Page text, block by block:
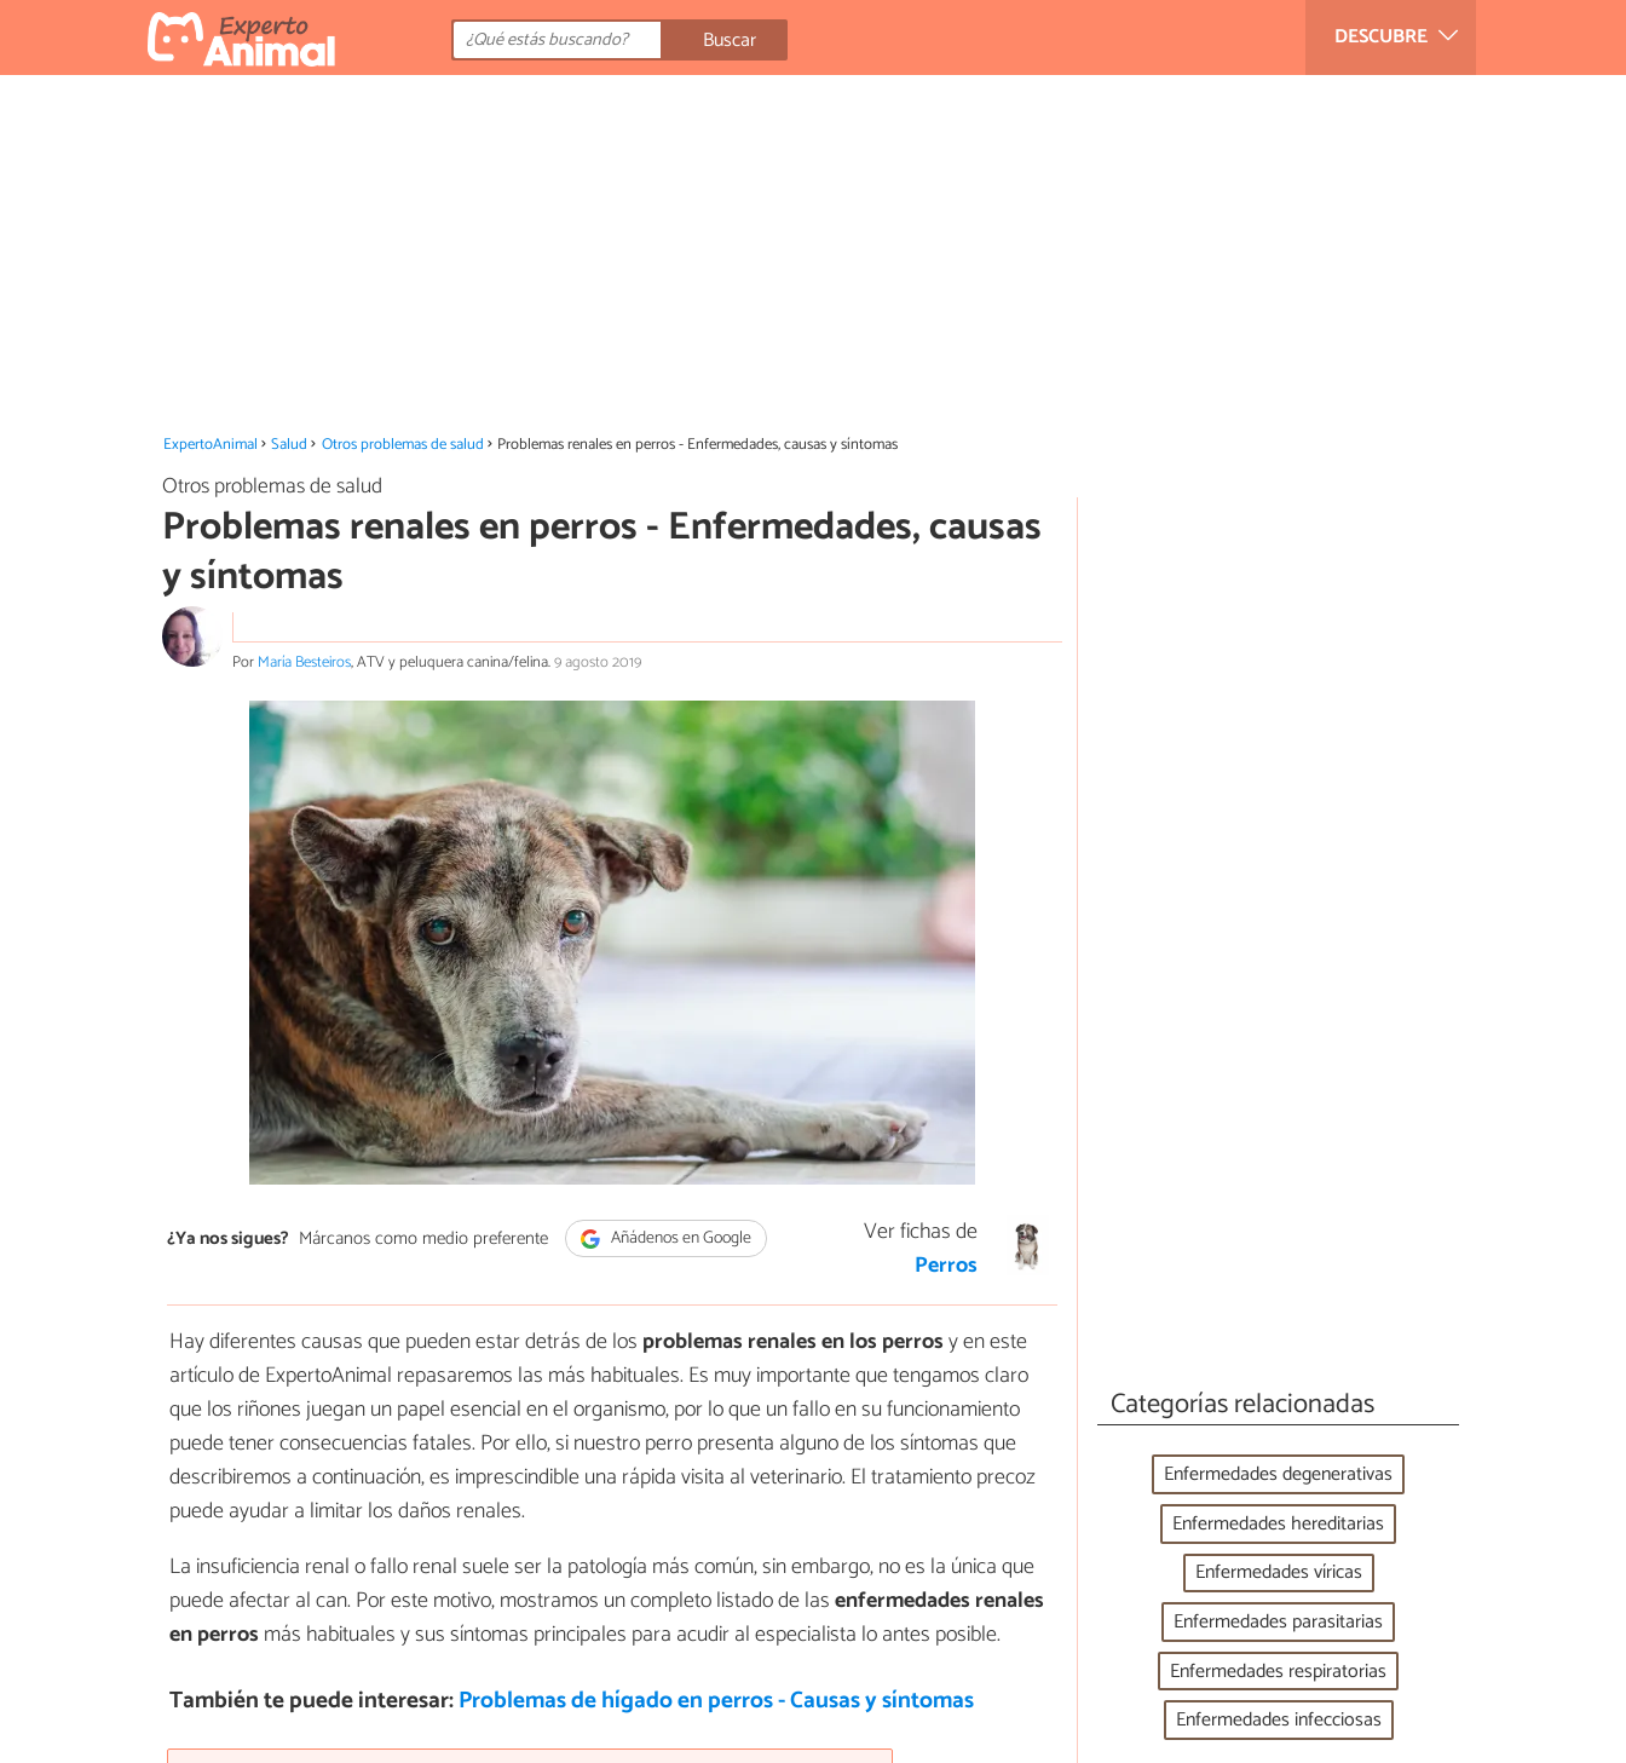
DESCUBRE
Buscar
ExpertoAnimal Salud Otros problemas de salud Problemas renales en perros - Enfermedades, causas y síntomas
Otros problemas de salud
Problemas renales en perros - Enfermedades, causas
y síntomas
PorMaría Besteiros, ATV y peluquera canina/felina.9 agosto 2019
¿Ya nos sigues? Márcanos como medio preferente Añádenos en Google
Ver fichas de
Perros
Hay diferentes causas que pueden estar detrás de los problemas renales en los perrosy en este
artículo de ExpertoAnimal repasaremos las más habituales. Es muy importante que tengamos claro
que los riñones juegan un papel esencial en el organismo, por lo que un fallo en su funcionamiento
puede tener consecuencias fatales. Por ello, si nuestro perro presenta alguno de los síntomas que
describiremos a continuación, es imprescindible una rápida visita al veterinario. El tratamiento precoz
puede ayudar a limitar los daños renales.
La insuficiencia renal o fallo renal suele ser la patología más común, sin embargo, no es la única que
puede afectar al can. Por este motivo, mostramos un completo listado de lasenfermedades renales
en perros más habituales y sus síntomas principales para acudir al especialista lo antes posible.
También te puede interesar:Problemas de hígado en perros - Causas y síntomas
Categorías relacionadas
Enfermedades degenerativas
Enfermedades hereditarias
Enfermedades víricas
Enfermedades parasitarias
Enfermedades respiratorias
Enfermedades infecciosas